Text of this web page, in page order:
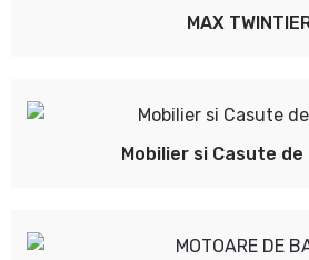
MAX
Mobilier si Casute de